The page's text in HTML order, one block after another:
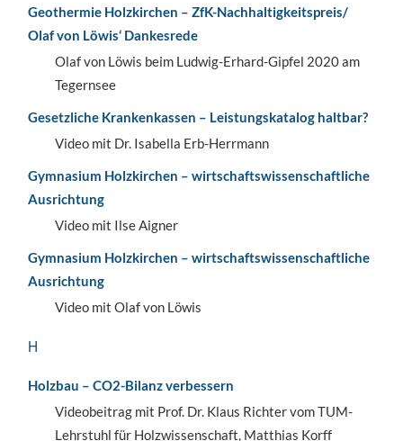
Geothermie Holzkirchen – ZfK-Nachhaltigkeitspreis/
Olaf von Löwis‘ Dankesrede
Olaf von Löwis beim Ludwig-Erhard-Gipfel 2020 am
Tegernsee
Gesetzliche Krankenkassen – Leistungskatalog haltbar?
Video mit Dr. Isabella Erb-Herrmann
Gymnasium Holzkirchen – wirtschaftswissenschaftliche
Ausrichtung
Video mit Ilse Aigner
Gymnasium Holzkirchen – wirtschaftswissenschaftliche
Ausrichtung
Video mit Olaf von Löwis
H
Holzbau – CO2-Bilanz verbessern
Videobeitrag mit Prof. Dr. Klaus Richter vom TUM-
Lehrstuhl für Holzwissenschaft, Matthias Korff